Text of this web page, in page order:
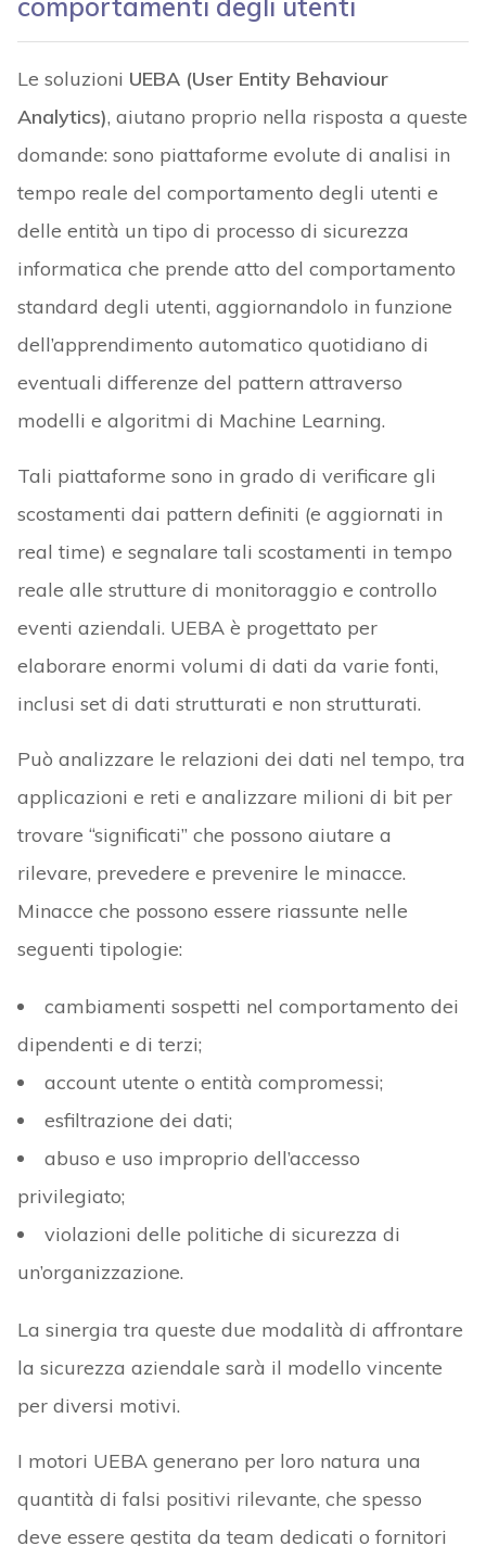
comportamenti degli utenti
Le soluzioni UEBA (User Entity Behaviour
Analytics), aiutano proprio nella risposta a queste
domande: sono piattaforme evolute di analisi in
tempo reale del comportamento degli utenti e
delle entità un tipo di processo di sicurezza
informatica che prende atto del comportamento
standard degli utenti, aggiornandolo in funzione
dell’apprendimento automatico quotidiano di
eventuali differenze del pattern attraverso
modelli e algoritmi di Machine Learning.
Tali piattaforme sono in grado di verificare gli
scostamenti dai pattern definiti (e aggiornati in
real time) e segnalare tali scostamenti in tempo
reale alle strutture di monitoraggio e controllo
eventi aziendali. UEBA è progettato per
elaborare enormi volumi di dati da varie fonti,
inclusi set di dati strutturati e non strutturati.
Può analizzare le relazioni dei dati nel tempo, tra
applicazioni e reti e analizzare milioni di bit per
trovare “significati” che possono aiutare a
rilevare, prevedere e prevenire le minacce.
Minacce che possono essere riassunte nelle
seguenti tipologie:
cambiamenti sospetti nel comportamento dei
dipendenti e di terzi;
account utente o entità compromessi;
esfiltrazione dei dati;
abuso e uso improprio dell’accesso
privilegiato;
violazioni delle politiche di sicurezza di
un’organizzazione.
La sinergia tra queste due modalità di affrontare
la sicurezza aziendale sarà il modello vincente
per diversi motivi.
I motori UEBA generano per loro natura una
quantità di falsi positivi rilevante, che spesso
deve essere gestita da team dedicati o fornitori